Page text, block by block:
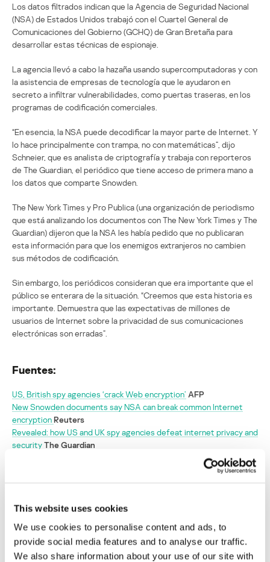
This website uses cookies
We use cookies to personalise content and ads, to
provide social media features and to analyse our traffic.
We also share information about your use of our site with
Los datos filtrados indican que la Agencia de Seguridad Nacional
(NSA) de Estados Unidos trabajó con el Cuartel General de
Comunicaciones del Gobierno (GCHQ) de Gran Bretaña para
desarrollar estas técnicas de espionaje.
La agencia llevó a cabo la hazaña usando supercomputadoras y con
la asistencia de empresas de tecnología que le ayudaron en
secreto a infiltrar vulnerabilidades, como puertas traseras, en los
programas de codificación comerciales.
“En esencia, la NSA puede decodificar la mayor parte de Internet. Y
lo hace principalmente con trampa, no con matemáticas”, dijo
Schneier, que es analista de criptografía y trabaja con reporteros
de The Guardian, el periódico que tiene acceso de primera mano a
los datos que comparte Snowden.
The New York Times y Pro Publica (una organización de periodismo
que está analizando los documentos con The New York Times y The
Guardian) dijeron que la NSA les había pedido que no publicaran
esta información para que los enemigos extranjeros no cambien
sus métodos de codificación.
Sin embargo, los periódicos consideran que era importante que el
público se enterara de la situación. “Creemos que esta historia es
importante. Demuestra que las expectativas de millones de
usuarios de Internet sobre la privacidad de sus comunicaciones
electrónicas son erradas”.
Fuentes:
US, British spy agencies ‘crack Web encryption’ AFP
New Snowden documents say NSA can break common Internet
encryptionReuters
Revealed: how US and UK spy agencies defeat internet privacy and
securityThe Guardian
red
Su dirección de correo electrónico no será publicada.
campos obligatorios están marcados con*